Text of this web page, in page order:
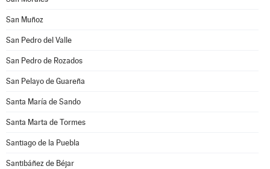
San Muñoz
San Pedro del Valle
San Pedro de Rozados
San Pelayo de Guareña
Santa María de Sando
Santa Marta de Tormes
Santiago de la Puebla
Santibáñez de Béjar